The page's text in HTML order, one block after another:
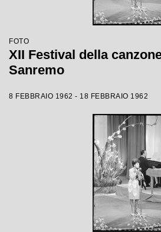
FOTO
XII Festival della
Sanremo
8 FEBBRAIO 1962 - 18 FEBBRAIO 1962